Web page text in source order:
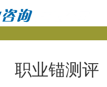
职业锚测评